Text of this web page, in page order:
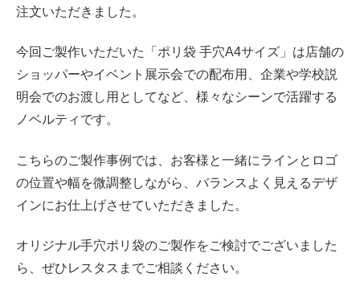
注文いただきました。
今回ご製作いただいた「ポリ袋 手穴A4サイズ」は店舗の
ショッパーやイベント展示会での配布用、企業や学校説
明会でのお渡し用としてなど、様々なシーンで活躍する
ノベルティです。
こちらのご製作事例では、お客様と一緒にラインとロゴ
の位置や幅を微調整しながら、バランスよく見えるデザ
インにお仕上げさせていただきました。
オリジナル手穴ポリ袋のご製作をご検討でございました
ら、ぜひレスタスまでご相談ください。